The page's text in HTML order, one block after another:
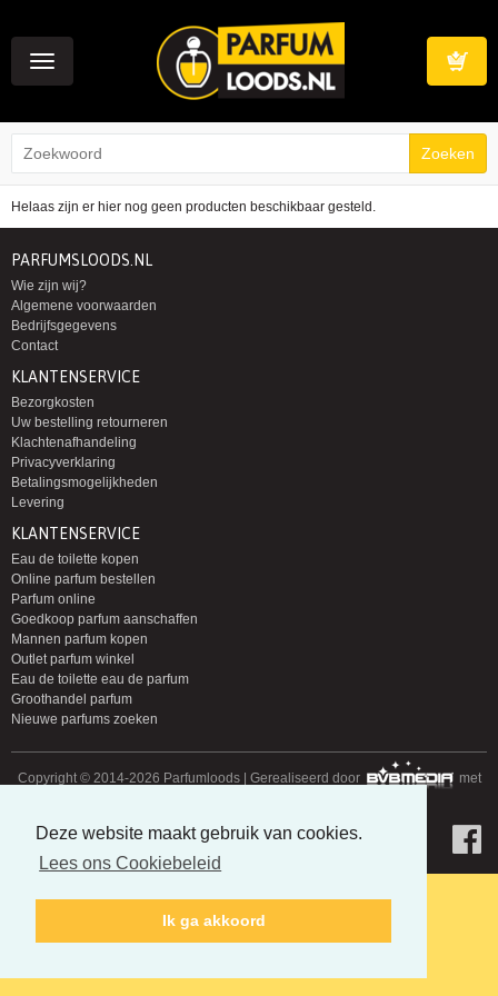
Deze website maakt gebruik van cookies.
Lees ons Cookiebeleid
Ik ga akkoord
Toggle
navigation
Helaas zijn er hier nog geen producten beschikbaar gesteld.
PARFUMSLOODS.NL
Wie zijn wij?
Algemene voorwaarden
Bedrijfsgegevens
Contact
KLANTENSERVICE
Bezorgkosten
Uw bestelling retourneren
Klachtenafhandeling
Privacyverklaring
Betalingsmogelijkheden
Levering
KLANTENSERVICE
Eau de toilette kopen
Online parfum bestellen
Parfum online
Goedkoop parfum aanschaffen
Mannen parfum kopen
Outlet parfum winkel
Eau de toilette eau de parfum
Groothandel parfum
Nieuwe parfums zoeken
Copyright © 2014-2026 Parfumloods | Gerealiseerd door met